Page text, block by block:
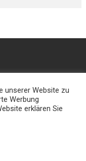
unserer Website zu
Werbung
erklären Sie